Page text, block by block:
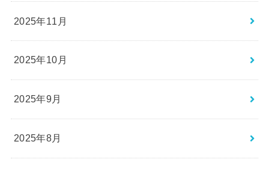
2025年11月
2025年10月
2025年9月
2025年8月